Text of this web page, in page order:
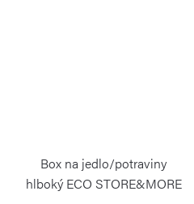
Box na jedlo/potraviny
hlboký ECO STORE&MORE